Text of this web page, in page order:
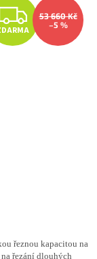
Z
D
53 660 Kč
–5 %
řeznou kapacitou na
řezání dlouhých